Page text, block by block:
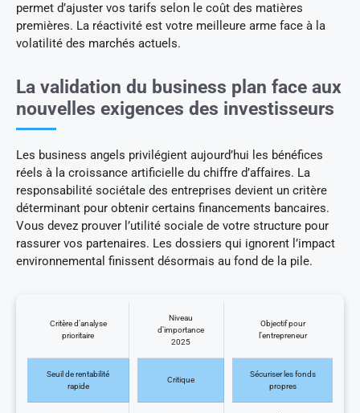
permet d’ajuster vos tarifs selon le coût des matières
premières. La réactivité est votre meilleure arme face à la
volatilité des marchés actuels.
La validation du business plan face aux
nouvelles exigences des investisseurs
Les business angels privilégient aujourd’hui les bénéfices
réels à la croissance artificielle du chiffre d’affaires. La
responsabilité sociétale des entreprises devient un critère
déterminant pour obtenir certains financements bancaires.
Vous devez prouver l’utilité sociale de votre structure pour
rassurer vos partenaires. Les dossiers qui ignorent l’impact
environnemental finissent désormais au fond de la pile.
Critère d’analyse
prioritaire
Niveau
d’importance
2025
Objectif pour
l’entrepreneur
Seuil de rentabilité
rapide
Critique
Sécuriser les fonds
propres